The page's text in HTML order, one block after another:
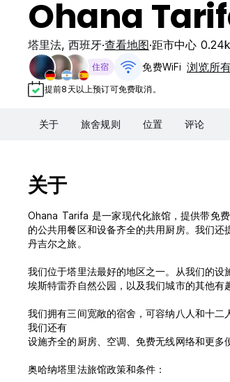
Ohana
塔里法, 西班牙 查看地图 距市中心
住宿 免费WiFi 浏览所
提前8天以上预订可免费取消。
关于 旅舍规则 位置 评论
关于
Ohana Tarifa 是一家现代化旅馆，提供带免
的公共用餐区和设备齐全的共用厨房。我们
丹吉尔之旅。
我们位于塔里法最好的地区之一。从我们的
埃斯特雷乔自然公园，以及我们城市的其他有
我们拥有三间宽敞的宿舍，可容纳八人和十二
我们还有
设施齐全的厨房、空调、免费无线网络和更多
奥哈纳塔里法旅馆政策和条件：